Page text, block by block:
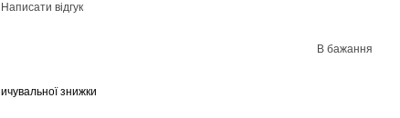
Написати відгук
В бажання
знижки